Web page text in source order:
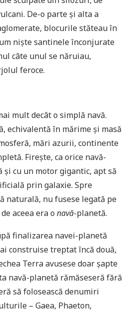
De-o parte și alta a
blocurile stăteau în
niște santinele înconjurate
câte unul se năruiau,
feroce.
mult decât o simplă navă.
echivalentă în mărime și masă
mări azurii, continente
Firește, ca orice navă-
și cu un motor gigantic, apt să
prin galaxie. Spre
naturală, nu fusese legată pe
aceea era o navă-planetă.
finalizarea navei-planetă
construise treptat încă două,
Terra avusese doar șapte
navă-planetă rămăseseră fără
să folosească denumiri
– Gaea, Phaeton,